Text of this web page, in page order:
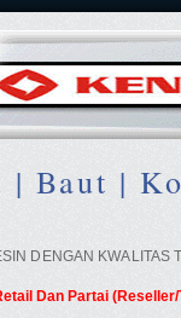
Baut |
DENGAN KWALITAS
Partai (Reseller/Toko)